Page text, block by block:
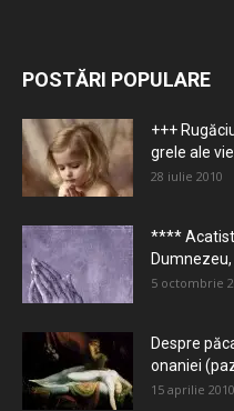
POSTĂRI POPULARE
+++
grele ale
28 iulie 2010
****
5 octombrie
Despre
onaniei
15 aprilie 2010